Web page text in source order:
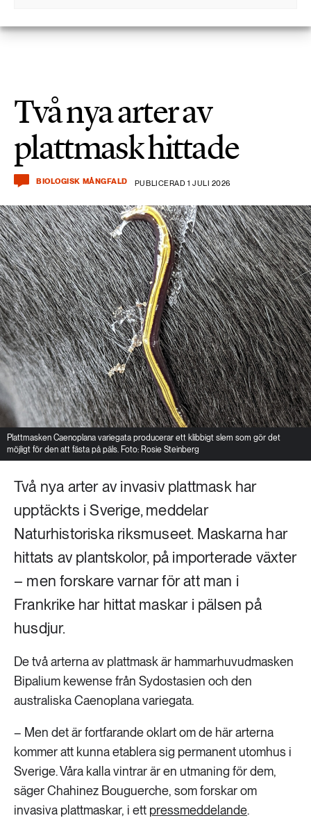
Två nya arter av
plattmask hittade
BIOLOGISK MÅNGFALD PUBLICERAD 1 JULI 2026
Plattmasken Caenoplana variegata producerar ett klibbigt slem som gör det
möjligt för den att fästa på päls. Foto: Rosie Steinberg
Två nya arter av invasiv plattmask har
upptäckts i Sverige, meddelar
Naturhistoriska riksmuseet. Maskarna har
hittats av plantskolor, på importerade växter
– men forskare varnar för att man i
Frankrike har hittat maskar i pälsen på
husdjur.
De två arterna av plattmask är hammarhuvudmasken
Bipalium kewense från Sydostasien och den
australiska Caenoplana variegata.
– Men det är fortfarande oklart om de här arterna
kommer att kunna etablera sig permanent utomhus i
Sverige. Våra kalla vintrar är en utmaning för dem,
säger Chahinez Bouguerche, som forskar om
invasiva plattmaskar, i ett pressmeddelande.